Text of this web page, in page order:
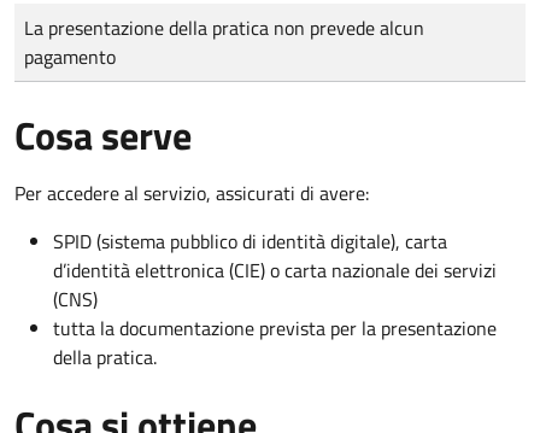
Tipo di pagamento
Importo
La presentazione della pratica non prevede alcun
pagamento
Cosa serve
Per accedere al servizio, assicurati di avere:
SPID (sistema pubblico di identità digitale), carta
d’identità elettronica (CIE) o carta nazionale dei servizi
(CNS)
tutta la documentazione prevista per la presentazione
della pratica.